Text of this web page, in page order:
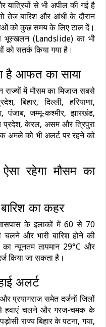
से भी अपील की गई है
तेज बारिश और आंधी के दौरान
को कुछ समय के लिए टाल दें।
भूस्खलन (Landslide) का भी
को सतर्क किया गया है।
है आफत का साया
राज्यों में मौसम का मिजाज सबसे
बिहार, दिल्ली, हरियाणा,
पंजाब, जम्मू-कश्मीर, झारखंड,
प्रदेश, केरल, असम और त्रिपुरा
अमले को भी अलर्ट पर रहने को
रहेगा मौसम का
का कहर
के इलाकों में 60 से 70
और भारी बारिश होने की
का न्यूनतम तापमान 29°C और
किया जा सकता है।
अलर्ट
प्रयागराज समेत दर्जनों जिलों
से हवाएं चलने और गरज-चमक के
राज्य बिहार के पटना, गया,